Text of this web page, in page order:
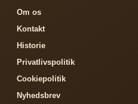
Om os
Kontakt
Historie
Privatlivspolitik
Cookiepolitik
Nyhedsbrev